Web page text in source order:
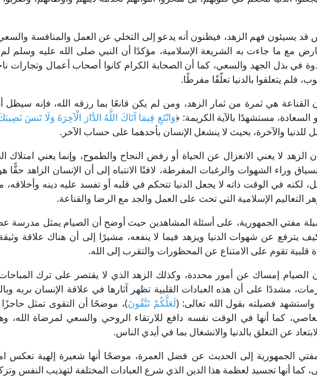
قد يسيئون فهم الزهد، فيظنون أنه يدعو إلى التخلي عن العمل والمنافسة
مع ما جاءت به الشريعة الإسلامية، مؤكدًا أن النبي صلى الله عليه وسلم
في بذل الجهد والسعي، كما أن الصحابة الكرام كانوا أصحاب أعمال وتجارات
فلم يتعلقوا بالدنيا تعلّقًا مفرطًا.
القناعة هي ثمرة من ثمار الزهد، ومن لم يكن قانعًا بما رزقه الله، فإنه سيظل
مستشهدًا بالآية الكريمة: ﴿وَابْتَغِ فِيمَا آتَاكَ اللَّهُ الدَّارَ الْآخِرَةَ وَلَا تَنسَ
للدنيا والآخرة، بحيث لا ينشغل الإنسان بأحدهما على حساب الآخر.
لا يعني الانعزال عن الحياة أو رفض النجاح والطموح، وإنما يعني امتلاك
وراء الشهوات والرغبات المفرطة، لافتًا الانتباه إلى أن الإنسان الزاهد حقًّا
في الوقت ذاته لا يجعل الدنيا تتحكم في قلبه أو تفسد عليه دينه وأخلاقه،
التعاليم الإسلامية التي تحث على العمل والجد مع الرضا والقناعة.
مفتي الجمهورية، على أسئلة المشاهدين حيث أوضح أن الصيام يمثل مدرسة
يترفع عن شهوات الدنيا ويزهد فيما لا ينفعه، مشيرًا إلى أن هناك علاقة
قلبية تقوم على الامتناع عن المحظورات والتقرب إلى الله.
الصيام إمساك عن أمور محددة، وكذلك الزهد الذي لا يقتصر على ترك
مشددًا على أن هذه العبادات القلبية تظهر آثارها في علاقة الإنسان بربه
فضيلته بقول الله تعالى: (لَعَلَّكُمْ تَتَّقُونَ)، موضحًا أن التقوى تمثل حاجزًا
كما أنها في الوقت نفسه دافع للارتقاء الروحي والسعي لمرضاة الله،
عن التعلق بالدنيا والانشغال بما في أيدي الناس.
الجمهورية إلى الحديث عن فضل العمرة، موضحًا أنها شعيرة إلهية تعكس
كما أنها تجسيد لعظمة هذا الدين الذي شرع العبادات المختلفة لتهذيب النفس